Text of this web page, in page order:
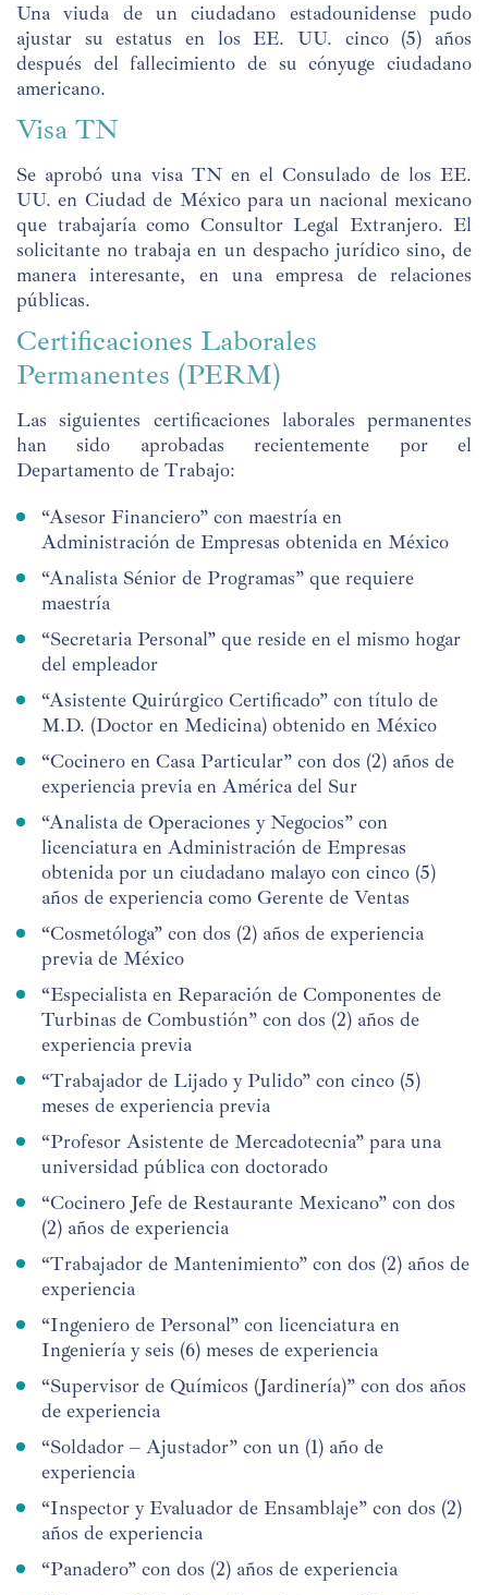
Una viuda de un ciudadano estadounidense pudo
ajustar su estatus en los EE. UU. cinco (5) años
después del fallecimiento de su cónyuge ciudadano
americano.
Visa TN
Se aprobó una visa TN en el Consulado de los EE.
UU. en Ciudad de México para un nacional mexicano
que trabajaría como Consultor Legal Extranjero. El
solicitante no trabaja en un despacho jurídico sino, de
manera interesante, en una empresa de relaciones
públicas.
Certificaciones Laborales
Permanentes (PERM)
Las siguientes certificaciones laborales permanentes
han sido aprobadas recientemente por el
Departamento de Trabajo:
“Asesor Financiero” con maestría en
Administración de Empresas obtenida en México
“Analista Sénior de Programas” que requiere
maestría
“Secretaria Personal” que reside en el mismo hogar
del empleador
“Asistente Quirúrgico Certificado” con título de
M.D. (Doctor en Medicina) obtenido en México
“Cocinero en Casa Particular” con dos (2) años de
experiencia previa en América del Sur
“Analista de Operaciones y Negocios” con
licenciatura en Administración de Empresas
obtenida por un ciudadano malayo con cinco (5)
años de experiencia como Gerente de Ventas
“Cosmetóloga” con dos (2) años de experiencia
previa de México
“Especialista en Reparación de Componentes de
Turbinas de Combustión” con dos (2) años de
experiencia previa
“Trabajador de Lijado y Pulido” con cinco (5)
meses de experiencia previa
“Profesor Asistente de Mercadotecnia” para una
universidad pública con doctorado
“Cocinero Jefe de Restaurante Mexicano” con dos
(2) años de experiencia
“Trabajador de Mantenimiento” con dos (2) años de
experiencia
“Ingeniero de Personal” con licenciatura en
Ingeniería y seis (6) meses de experiencia
“Supervisor de Químicos (Jardinería)” con dos años
de experiencia
“Soldador – Ajustador” con un (1) año de
experiencia
“Inspector y Evaluador de Ensamblaje” con dos (2)
años de experiencia
“Panadero” con dos (2) años de experiencia